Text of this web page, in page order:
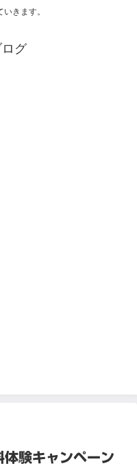
きます。
グ
験キャンペーン